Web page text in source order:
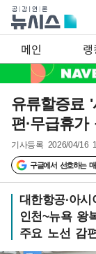
메인 랭
유류할증료
편·무급휴
기사등록 2026/04/16
구글에서 선호하는
대한항공·아
인천~뉴욕 왕
주요 노선 감